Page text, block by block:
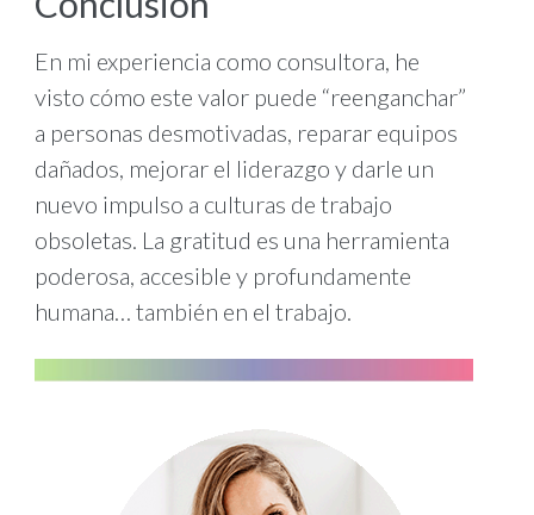
En mi experiencia como consultora, he
visto cómo este valor puede “reenganchar”
a personas desmotivadas, reparar equipos
dañados, mejorar el liderazgo y darle un
nuevo impulso a culturas de trabajo
obsoletas. La gratitud es una herramienta
poderosa, accesible y profundamente
humana… también en el trabajo.